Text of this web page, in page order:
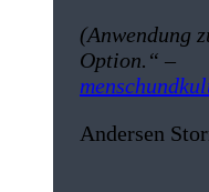
(Anwendung
Option.“ –
Andersen